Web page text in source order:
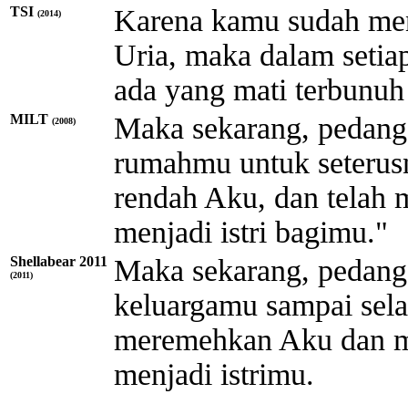
TSI (2014)
Karena kamu sudah
Uria, maka dalam
ada yang mati
MILT (2008)
Maka sekarang,
rumahmu untuk
rendah Aku, dan telah
menjadi istri bagimu."
Shellabear 2011
(2011)
Maka sekarang,
keluargamu sampai
meremehkan Aku dan
menjadi istrimu.